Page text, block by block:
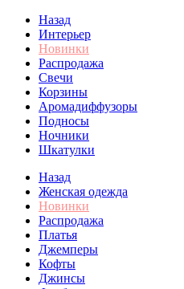
Назад
Интерьер
Новинки
Распродажа
Свечи
Корзины
Аромадиффузоры
Подносы
Ночники
Шкатулки
Назад
Женская одежда
Новинки
Распродажа
Платья
Джемперы
Кофты
Джинсы